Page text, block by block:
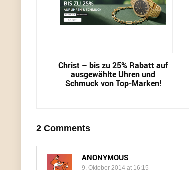
Christ – bis zu 25% Rabatt auf
ausgewählte Uhren und
Schmuck von Top-Marken!
2 Comments
ANONYMOUS
9. Oktober 2014 at 16:15